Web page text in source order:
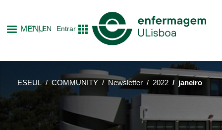
to
main
content
MENU
PT EN Entrar
ESEUL COMMUNITY Newsletter 2022 janeiro